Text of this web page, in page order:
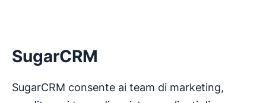
SugarCRM
SugarCRM consente ai team di marketing,